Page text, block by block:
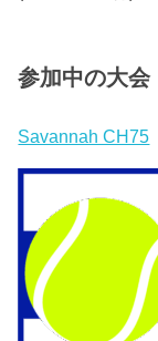
参加中の大会
Savannah CH75